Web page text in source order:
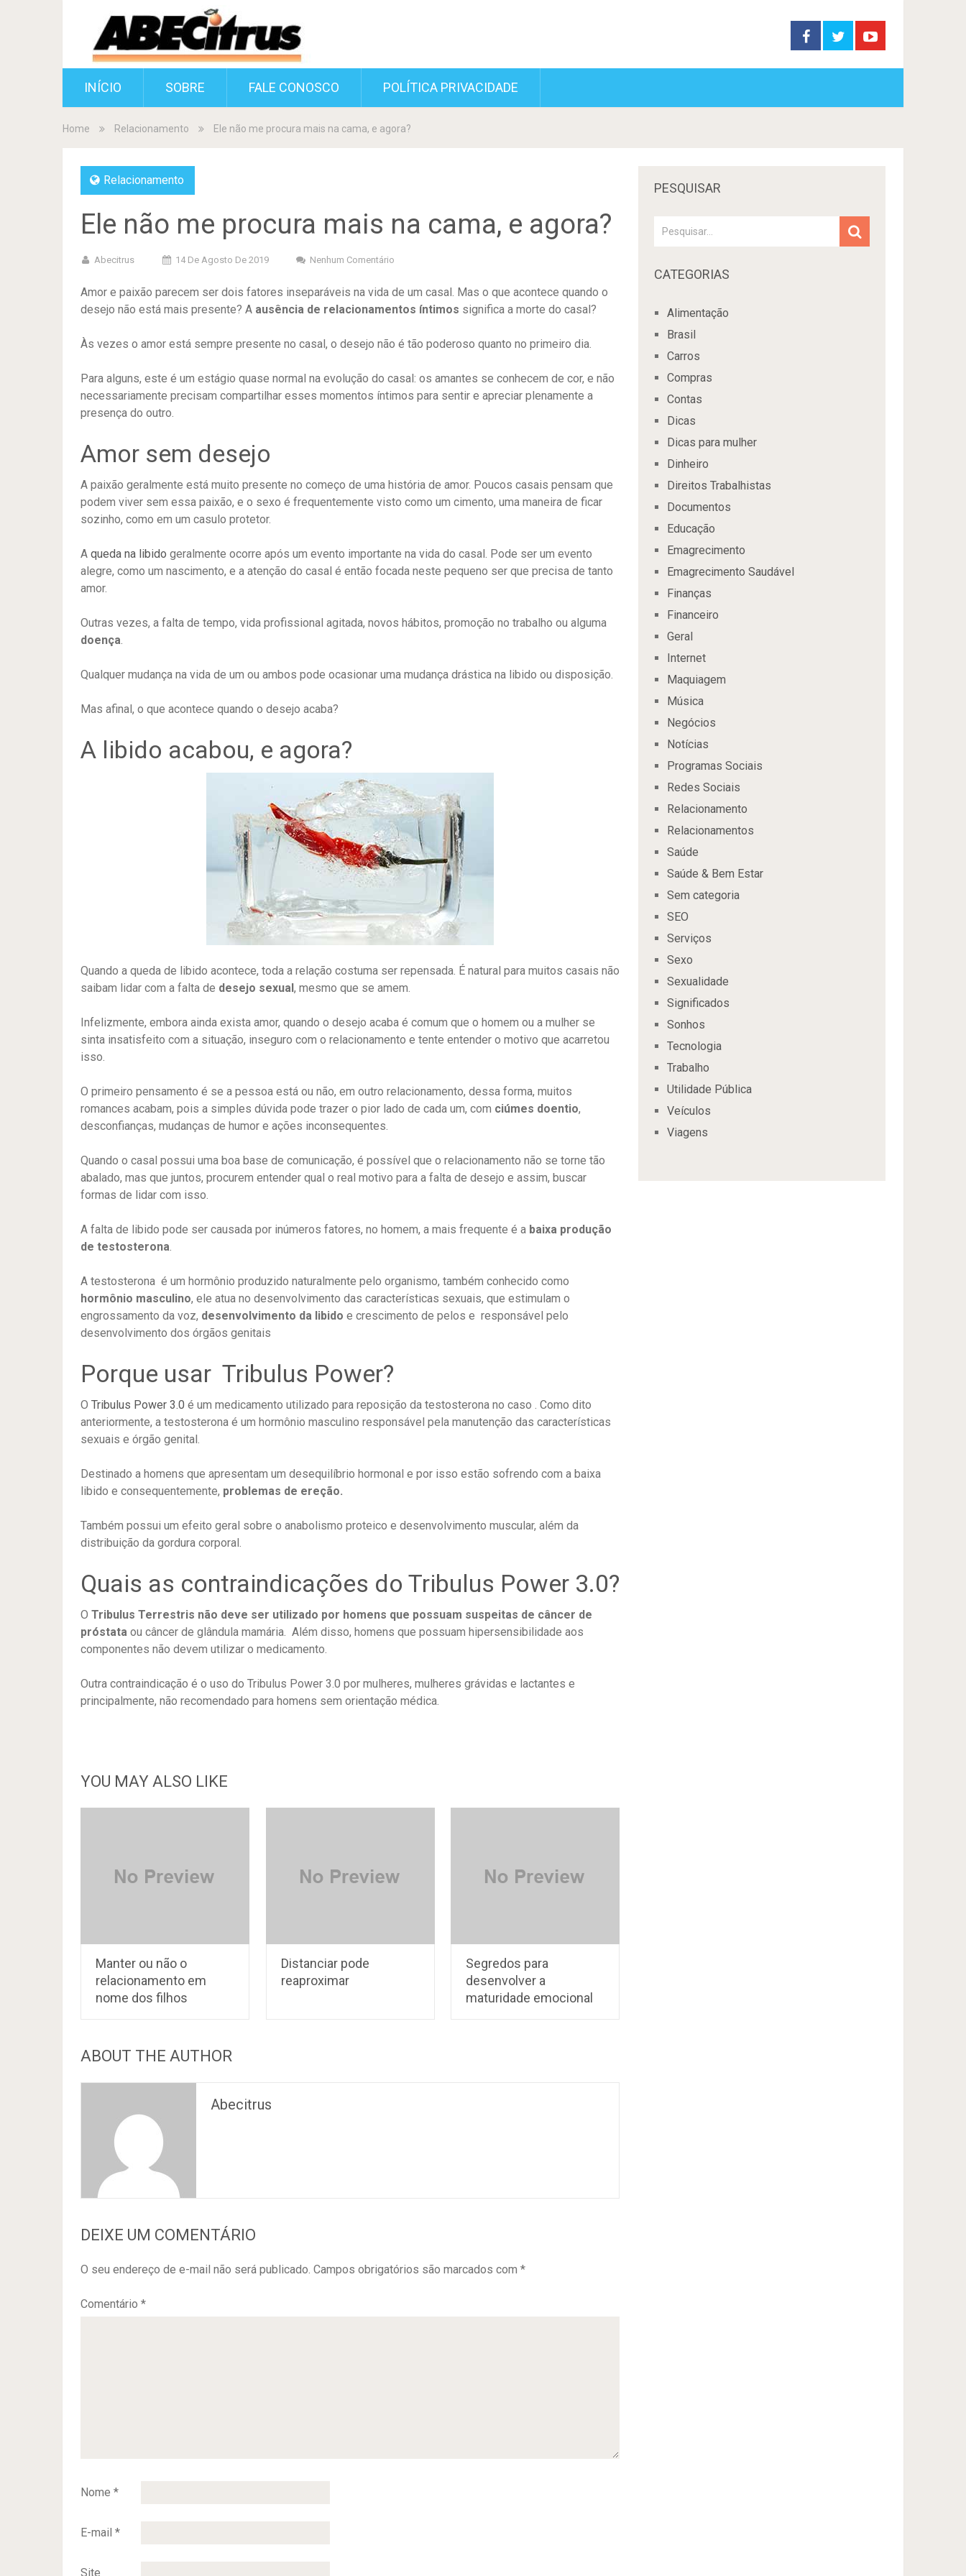
INÍCIO SOBRE FALE CONOSCO POLÍTICA PRIVACIDADE
Home Relacionamento Ele não me procura mais na cama, e agora?
Relacionamento
Ele não me procura mais na cama, e agora?
Abecitrus 14 De Agosto De 2019 Nenhum Comentário
Amor e paixão parecem ser dois fatores inseparáveis ​​na vida de um casal. Mas o que acontece quando o
desejo não está mais presente? A ausência de relacionamentos íntimos significa a morte do casal?
Às vezes o amor está sempre presente no casal, o desejo não é tão poderoso quanto no primeiro dia.
Para alguns, este é um estágio quase normal na evolução do casal: os amantes se conhecem de cor, e não
necessariamente precisam compartilhar esses momentos íntimos para sentir e apreciar plenamente a
presença do outro.
Amor sem desejo
A paixão geralmente está muito presente no começo de uma história de amor. Poucos casais pensam que
podem viver sem essa paixão, e o sexo é frequentemente visto como um cimento, uma maneira de ficar
sozinho, como em um casulo protetor.
A queda na libido geralmente ocorre após um evento importante na vida do casal. Pode ser um evento
alegre, como um nascimento, e a atenção do casal é então focada neste pequeno ser que precisa de tanto
amor.
Outras vezes, a falta de tempo, vida profissional agitada, novos hábitos, promoção no trabalho ou alguma
doença.
Qualquer mudança na vida de um ou ambos pode ocasionar uma mudança drástica na libido ou disposição.
Mas afinal, o que acontece quando o desejo acaba?
A libido acabou, e agora?
Quando a queda de libido acontece, toda a relação costuma ser repensada. É natural para muitos casais não
saibam lidar com a falta de desejo sexual, mesmo que se amem.
Infelizmente, embora ainda exista amor, quando o desejo acaba é comum que o homem ou a mulher se
sinta insatisfeito com a situação, inseguro com o relacionamento e tente entender o motivo que acarretou
isso.
O primeiro pensamento é se a pessoa está ou não, em outro relacionamento, dessa forma, muitos
romances acabam, pois a simples dúvida pode trazer o pior lado de cada um, com ciúmes doentio,
desconfianças, mudanças de humor e ações inconsequentes.
Quando o casal possui uma boa base de comunicação, é possível que o relacionamento não se torne tão
abalado, mas que juntos, procurem entender qual o real motivo para a falta de desejo e assim, buscar
formas de lidar com isso.
A falta de libido pode ser causada por inúmeros fatores, no homem, a mais frequente é a baixa produção
de testosterona.
A testosterona é um hormônio produzido naturalmente pelo organismo, também conhecido como
hormônio masculino, ele atua no desenvolvimento das características sexuais, que estimulam o
engrossamento da voz, desenvolvimento da libido e crescimento de pelos e responsável pelo
desenvolvimento dos órgãos genitais
Porque usar Tribulus Power?
O Tribulus Power 3.0 é um medicamento utilizado para reposição da testosterona no caso . Como dito
anteriormente, a testosterona é um hormônio masculino responsável pela manutenção das características
sexuais e órgão genital.
Destinado a homens que apresentam um desequilíbrio hormonal e por isso estão sofrendo com a baixa
libido e consequentemente, problemas de ereção.
Também possui um efeito geral sobre o anabolismo proteico e desenvolvimento muscular, além da
distribuição da gordura corporal.
Quais as contraindicações do Tribulus Power 3.0?
O Tribulus Terrestris não deve ser utilizado por homens que possuam suspeitas de câncer de
próstata ou câncer de glândula mamária. Além disso, homens que possuam hipersensibilidade aos
componentes não devem utilizar o medicamento.
Outra contraindicação é o uso do Tribulus Power 3.0 por mulheres, mulheres grávidas e lactantes e
principalmente, não recomendado para homens sem orientação médica.
YOU MAY ALSO LIKE
Manter ou não o
relacionamento em
nome dos filhos
Distanciar pode
reaproximar
Segredos para
desenvolver a
maturidade emocional
ABOUT THE AUTHOR
Abecitrus
DEIXE UM COMENTÁRIO
O seu endereço de e-mail não será publicado. Campos obrigatórios são marcados com *
Comentário *
Nome *
E-mail *
Site
PESQUISAR
CATEGORIAS
Alimentação
Brasil
Carros
Compras
Contas
Dicas
Dicas para mulher
Dinheiro
Direitos Trabalhistas
Documentos
Educação
Emagrecimento
Emagrecimento Saudável
Finanças
Financeiro
Geral
Internet
Maquiagem
Música
Negócios
Notícias
Programas Sociais
Redes Sociais
Relacionamento
Relacionamentos
Saúde
Saúde & Bem Estar
Sem categoria
SEO
Serviços
Sexo
Sexualidade
Significados
Sonhos
Tecnologia
Trabalho
Utilidade Pública
Veículos
Viagens